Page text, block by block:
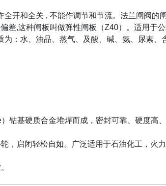
全开和全关 , 不能作调节和节流。法兰闸阀的
差,这种闸板叫做弹性闸板（Z40）。适用于
：水、油品、蒸气、及酸、碱、氨、尿素
）钴基硬质合金堆焊而成，密封可靠、硬度高
，启闭轻松自如。广泛适用于石油化工，火